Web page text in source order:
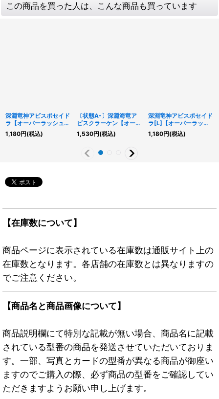
この商品を買った人は、こんな商品も買っています
深淵竜神アビスポセイド
ラ【オーバーラッシュレ
ア】{RD/VSP1-JP014}
《RDモンスター》
1,180円(税込)
〔状態A-〕深淵海竜ア
ビスクラーケン【オーバ
ーラッシュレア】
{RD/VSP1-JP017}《RD
1,530円(税込)
深淵竜神アビスポセイド
ラ[L]【オーバーラッシ
ュレア】{RD/VSP1-
JP013}《RDモンスタ
1,180円(税込)
【在庫数について】
商品ページに表示されている在庫数は通販サイト上の
在庫数となります。各店舗の在庫数とは異なりますの
でご注意ください。
【商品名と商品画像について】
商品説明欄にて特別な記載が無い場合、商品名に記載
されている型番の商品を発送させていただいておりま
す。一部、写真とカードの型番が異なる商品が御座い
ますのでご購入の際、必ず商品の型番をご確認してい
ただきますようお願い申し上げます。